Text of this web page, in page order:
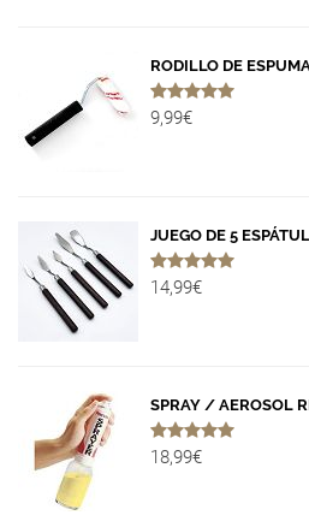
RODILLO DE
9,99€
JUEGO DE 5
14,99€
SPRAY / AEROSOL
18,99€